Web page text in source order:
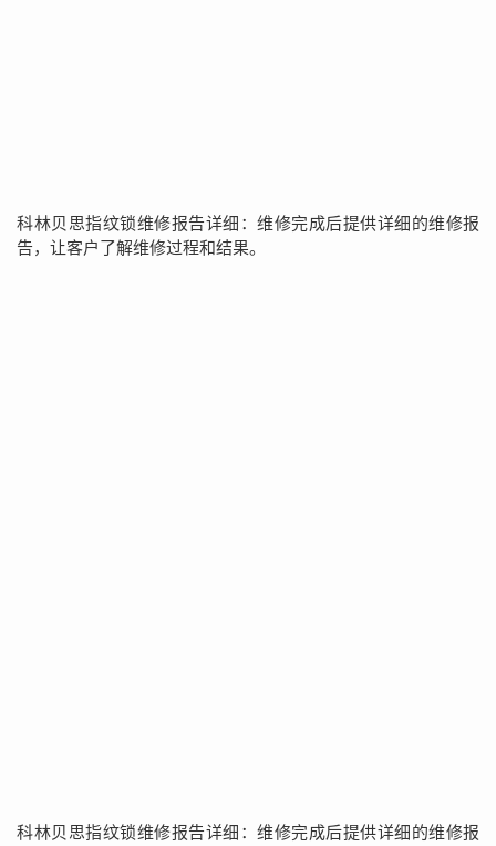
科林贝思指纹锁维修报告详细：维修完成后提供详细的维修报
告，让客户了解维修过程和结果。
科林贝思指纹锁维修报告详细：维修完成后提供详细的维修报